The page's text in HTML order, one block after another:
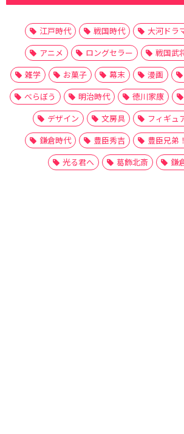
江戸時代 戦国時代 大河ドラ
アニメ
ロングセラー 戦国武
雑学
お菓子 幕末 漫画
べらぼう
明治時代 徳川家康
デザイン
文房具 フィギュ
鎌倉時代
豊臣秀吉 豊臣兄弟！
光る君へ
葛飾北斎 鎌